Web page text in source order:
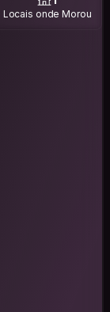
Locais onde Morou